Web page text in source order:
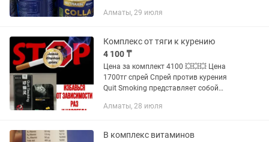
колагена І, ІІ, и III типов. Это
С и гиалуроновой...
Алматы, 29 июля
Комплекс от тяги к курению
4 100 ₸
Цена за комплект 4100 💥💥💥 Цена
1700тг спрей Спрей против курения
Quit Smoking представляет собой
облегчает его применение. Распыляйте
Алматы, 28 июля
В комплекс витаминов